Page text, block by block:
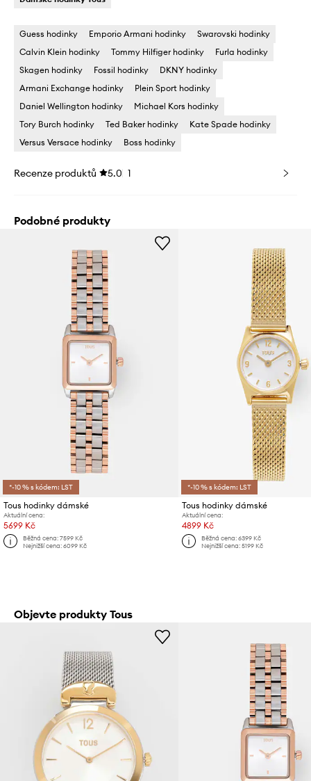
Guess hodinky Emporio Armani hodinky
Swarovski hodinky
Calvin Klein hodinky
Tommy Hilfiger hodinky
Furla hodinky
Skagen hodinky
Fossil hodinky
DKNY hodinky
Armani Exchange hodinky
Plein Sport hodinky
Daniel Wellington hodinky
Michael Kors hodinky
Tory Burch hodinky
Ted Baker hodinky
Kate Spade hodinky
Versus Versace hodinky
Boss hodinky
Recenze produktů 5.0 1
Podobné produkty
*-10 % s kódem: LST
Tous hodinky dámské
Aktuální cena:
5699 Kč
Běžná cena:7599 Kč
Nejnižší cena:6099 Kč
*-10 % s kódem: LST
Tous hodinky dámské
Aktuální cena:
4899 Kč
Běžná cena:6399 Kč
Nejnižší cena:5199 Kč
Objevte produkty Tous